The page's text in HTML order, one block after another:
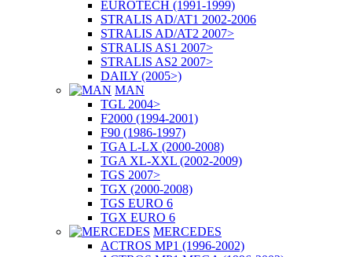
EUROTECH (1991-1999)
STRALIS AD/AT1 2002-2006
STRALIS AD/AT2 2007>
STRALIS AS1 2007>
STRALIS AS2 2007>
DAILY (2005>)
MAN
TGL 2004>
F2000 (1994-2001)
F90 (1986-1997)
TGA L-LX (2000-2008)
TGA XL-XXL (2002-2009)
TGS 2007>
TGX (2000-2008)
TGS EURO 6
TGX EURO 6
MERCEDES
ACTROS MP1 (1996-2002)